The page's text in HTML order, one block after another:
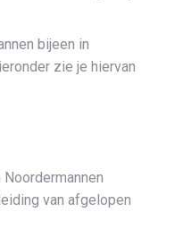
bijeen in
zie je hiervan
van afgelopen